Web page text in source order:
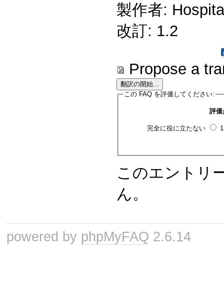
製作者:
改訂: 1.2
Propose a
この FAQ を評価してください:
評価
完全に役に立たない
このエントリ
ん。
powered by phpMyFAQ 2.6.14